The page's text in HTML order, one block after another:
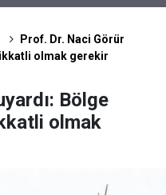
Prof. Dr. Naci Görür
olmak gerekir
Bölge
olmak